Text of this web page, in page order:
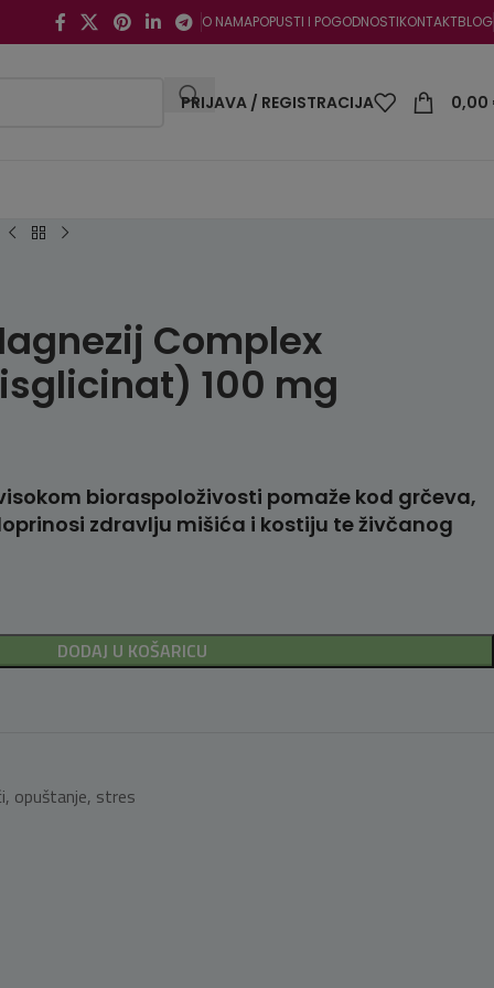
O NAMAPOPUSTI I POGODNOSTIKONTAKTBLOG
PRIJAVA / REGISTRACIJA 0,00
Complex
100 mg
bioraspoloživosti pomaže kod grčeva,
zdravlju mišića i kostiju te živčanog
DODAJ U KOŠARICU
, opuštanje, stres